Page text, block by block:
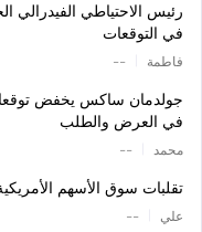
رئيس الاحتياطي الفيدرالي
في التوقعات
فاطمة --
في العرض والطلب
محمد --
تقلبات سوق الأسهم
علي --